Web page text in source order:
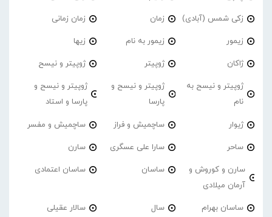
زکی شمس (آبادی) زمان زمان زمانی
زیمور زیمور به نام زیها
ژاکان ژوپیتر ژوپیتر و نیسح
ژوپیتر و نیسح به
نام
ژوپیتر و نیسح و
پارسا
ژوپیتر و نیسح و
پارسا و استاد
ژیوار ساچمیش و فراز ساچمیش و مفسر
ساحر سارا علی عسگری سارن
سارن و کوروش و
آرمان میلادی
ساسان ساسان اعتمادی
ساسان بهرام سال سالار عقیلی